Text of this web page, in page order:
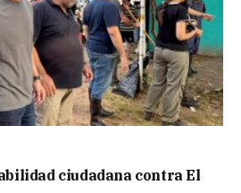
ciudadana contra El